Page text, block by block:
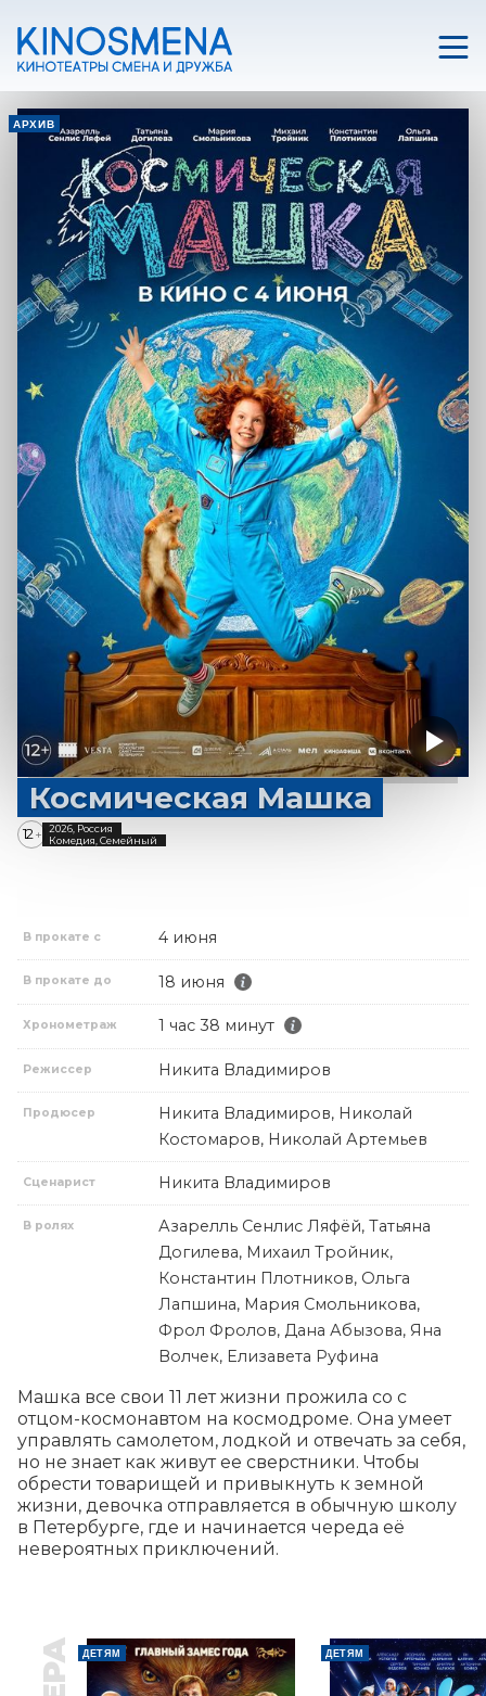
АРХИВ
Космическая Машка
12 +
2026, Россия
Комедия, Семейный
В прокате с 4 июня
В прокате до 18 июня
Хронометраж 1 час 38 минут
Режиссер Никита Владимиров
Продюсер
Никита Владимиров, Николай
Костомаров, Николай Артемьев
Сценарист Никита Владимиров
В ролях
Азарелль Сенлис Ляфёй, Татьяна
Догилева, Михаил Тройник,
Константин Плотников, Ольга
Лапшина, Мария Смольникова,
Фрол Фролов, Дана Абызова, Яна
Волчек, Елизавета Руфина
Машка все свои 11 лет жизни прожила со с
отцом-космонавтом на космодроме. Она умеет
управлять самолетом, лодкой и отвечать за себя,
но не знает как живут ее сверстники. Чтобы
обрести товарищей и привыкнуть к земной
жизни, девочка отправляется в обычную школу
в Петербурге, где и начинается череда её
невероятных приключений.
ДЕТЯМ ДЕТЯМ